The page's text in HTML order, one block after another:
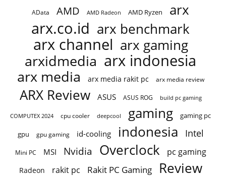
AData AMD AMD Radeon AMD Ryzen arx
arx.co.id arx benchmark
arx channel arx gaming
arxidmedia arx indonesia
arx media arx media rakit pc arx media review
ARX Review ASUS ASUS ROG build pc gaming
COMPUTEX 2024 cpu cooler deepcool gaming gaming pc
gpu gpu gaming id-cooling indonesia Intel
Mini PC MSI Nvidia Overclock pc gaming
Radeon rakit pc Rakit PC Gaming Review